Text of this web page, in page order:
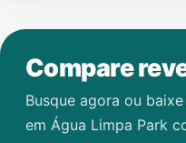
Compare
Busque agora ou
em Água Limpa Park